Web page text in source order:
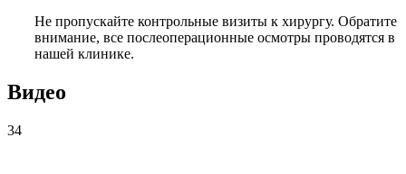
Не пропускайте контрольные визиты к хирургу. Обратите
внимание, все послеоперационные осмотры проводятся в
нашей клинике.
Видео
34